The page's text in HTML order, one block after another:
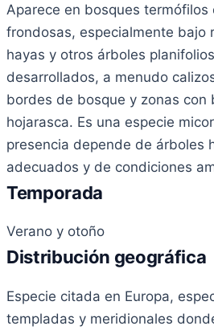
Aparece en bosques termófilos
frondosas, especialmente bajo
hayas y otros árboles
desarrollados, a menudo
bordes de bosque y zonas con
hojarasca. Es una especie
presencia depende de árboles
adecuados y de condiciones
Temporada
Verano y otoño
Distribución geográfica
Especie citada en Europa,
templadas y meridionales